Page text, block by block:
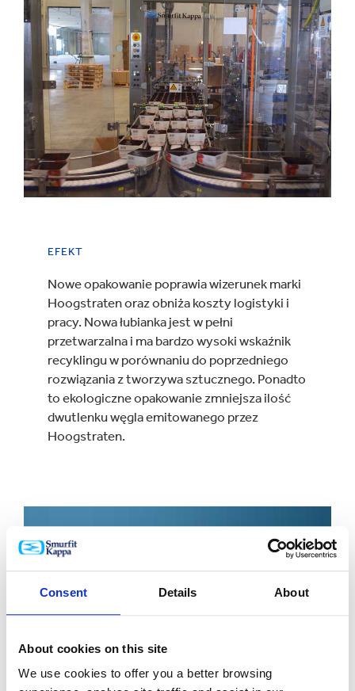
Consent Details About
About cookies on this site
We use cookies to offer you a better browsing
EFEKT
Nowe opakowanie poprawia wizerunek marki
Hoogstraten oraz obniża koszty logistyki i
pracy. Nowa łubianka jest w pełni
przetwarzalna i ma bardzo wysoki wskaźnik
recyklingu w porównaniu do poprzedniego
rozwiązania z tworzywa sztucznego. Ponadto
to ekologiczne opakowanie zmniejsza ilość
dwutlenku węgla emitowanego przez
Hoogstraten.